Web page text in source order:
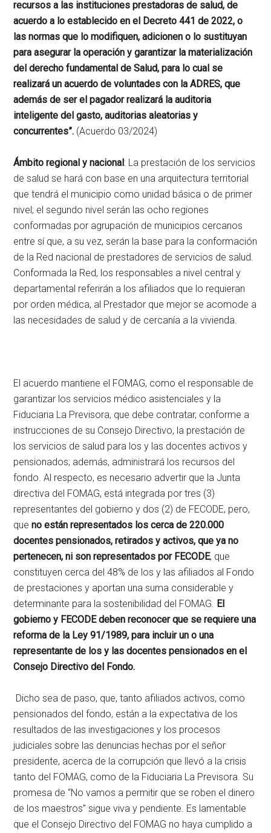
recursos a las instituciones prestadoras de salud, de
acuerdo a lo establecido en el Decreto 441 de 2022, o
las normas que lo modifiquen, adicionen o lo sustituyan
para asegurar la operación y garantizar la materialización
del derecho fundamental de Salud, para lo cual se
realizará un acuerdo de voluntades con la ADRES, que
además de ser el pagador realizará la auditoria
inteligente del gasto, auditorias aleatorias y
concurrentes”. (Acuerdo 03/2024)
Ámbito regional y nacional : La prestación de los servicios
de salud se hará con base en una arquitectura territorial
que tendrá el municipio como unidad básica o de primer
nivel; el segundo nivel serán las ocho regiones
conformadas por agrupación de municipios cercanos
entre sí que, a su vez, serán la base para la conformación
de la Red nacional de prestadores de servicios de salud.
Conformada la Red, los responsables a nivel central y
departamental referirán a los afiliados que lo requieran
por orden médica, al Prestador que mejor se acomode a
las necesidades de salud y de cercanía a la vivienda.
El acuerdo mantiene el FOMAG, como el responsable de
garantizar los servicios médico asistenciales y la
Fiduciaria La Previsora, que debe contratar, conforme a
instrucciones de su Consejo Directivo, la prestación de
los servicios de salud para los y las docentes activos y
pensionados; además, administrará los recursos del
fondo. Al respecto, es necesario advertir que la Junta
directiva del FOMAG, está integrada por tres (3)
representantes del gobierno y dos (2) de FECODE, pero,
queno están representados los cerca de 220.000
docentes pensionados, retirados y activos, que ya no
pertenecen, ni son representados por FECODE, que
constituyen cerca del 48% de los y las afiliados al Fondo
de prestaciones y aportan una suma considerable y
determinante para la sostenibilidad del FOMAG. El
gobierno y FECODE deben reconocer que se requiere una
reforma de la Ley 91/1989, para incluir un o una
representante de los y las docentes pensionados en el
Consejo Directivo del Fondo.
Dicho sea de paso, que, tanto afiliados activos, como
pensionados del fondo, están a la expectativa de los
resultados de las investigaciones y los procesos
judiciales sobre las denuncias hechas por el señor
presidente, acerca de la corrupción que llevó a la crisis
tanto del FOMAG, como de la Fiduciaria La Previsora. Su
promesa de “No vamos a permitir que se roben el dinero
de los maestros” sigue viva y pendiente. Es lamentable
que el Consejo Directivo del FOMAG no haya cumplido a